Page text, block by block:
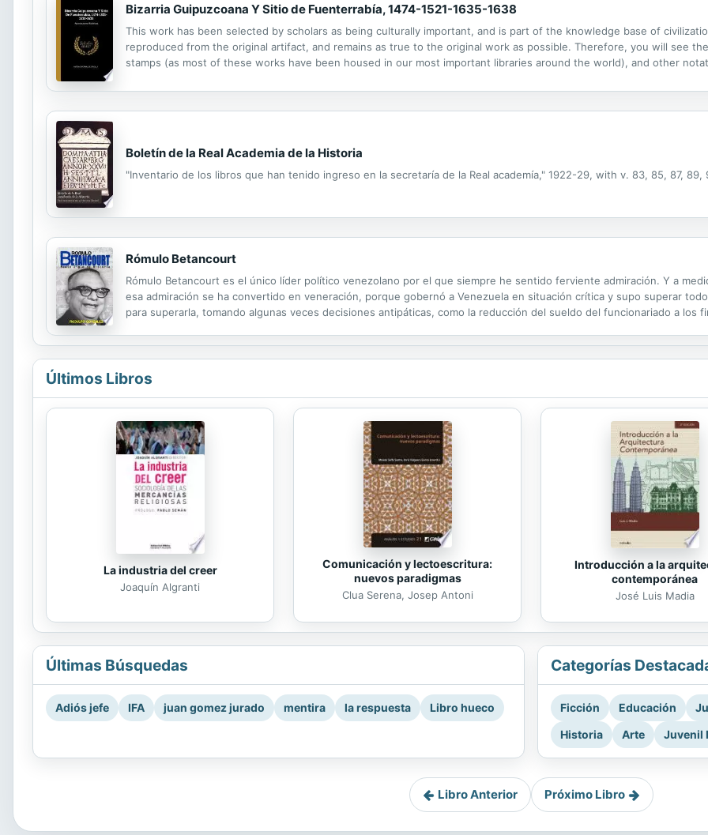
Bizarria Guipuzcoana Y Sitio de Fuenterrabía, 1474-1521-1635-1638
This work has been selected by scholars as being culturally important, and is part of the knowledge base of
reproduced from the original artifact, and remains as true to the original work as possible. Therefore, you will see
stamps (as most of these works have been housed in our most important libraries around the world), and other
Boletín de la Real Academia de la Historia
"Inventario de los libros que han tenido ingreso en la secretaría de la Real academía," 1922-29, with v. 83, 85, 87, 89,
Rómulo Betancourt
Rómulo Betancourt es el único líder político venezolano por el que siempre he sentido ferviente admiración. Y a
esa admiración se ha convertido en veneración, porque gobernó a Venezuela en situación crítica y supo superar
para superarla, tomando algunas veces decisiones antipáticas, como la reducción del sueldo del funcionariado a los
Últimos Libros
La industria del creer
Joaquín Algranti
Comunicación y lectoescritura:
nuevos paradigmas
Clua Serena, Josep Antoni
Introducción a la
contemporánea
José Luis Madia
Últimas Búsquedas
Adiós jefe IFA juan gomez jurado mentira la respuesta Libro hueco
Categorías
Ficción Educación
Historia
Arte Juvenil
Libro Anterior Próximo Libro